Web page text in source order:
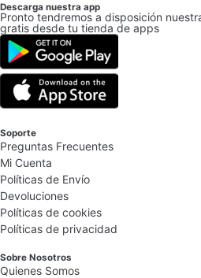
Descarga nuestra app
Pronto tendremos a disposición
gratis desde tu tienda de apps
Soporte
Preguntas Frecuentes
Mi Cuenta
Políticas de Envío
Devoluciones
Políticas de cookies
Políticas de privacidad
Sobre Nosotros
Quienes Somos